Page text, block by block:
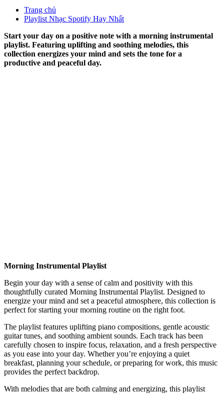
Trang chủ
Playlist Nhạc Spotify Hay Nhất
Start your day on a positive note with a morning instrumental
playlist. Featuring uplifting and soothing melodies, this
collection energizes your mind and sets the tone for a
productive and peaceful day.
Morning Instrumental Playlist
Begin your day with a sense of calm and positivity with this
thoughtfully curated Morning Instrumental Playlist. Designed to
energize your mind and set a peaceful atmosphere, this collection is
perfect for starting your morning routine on the right foot.
The playlist features uplifting piano compositions, gentle acoustic
guitar tunes, and soothing ambient sounds. Each track has been
carefully chosen to inspire focus, relaxation, and a fresh perspective
as you ease into your day. Whether you’re enjoying a quiet
breakfast, planning your schedule, or preparing for work, this music
provides the perfect backdrop.
With melodies that are both calming and energizing, this playlist